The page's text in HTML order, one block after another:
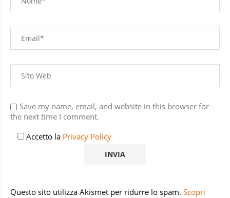
Save my name, email, and website in this browser for
the next time I comment.
Accetto la Privacy Policy
Questo sito utilizza Akismet per ridurre lo spam. Scopri